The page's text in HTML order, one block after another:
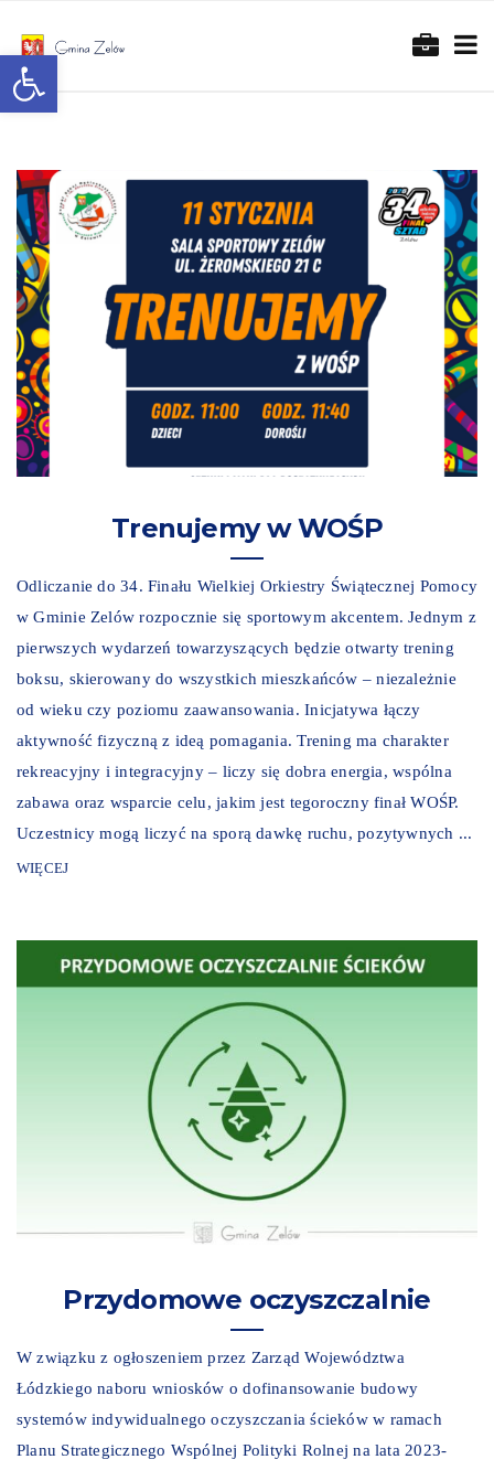
Otwórz pasek narzędzi
Trenujemy w WOŚP
Odliczanie do 34. Finału Wielkiej Orkiestry Świątecznej Pomocy
w Gminie Zelów rozpocznie się sportowym akcentem. Jednym z
pierwszych wydarzeń towarzyszących będzie otwarty trening
boksu, skierowany do wszystkich mieszkańców – niezależnie
od wieku czy poziomu zaawansowania. Inicjatywa łączy
aktywność fizyczną z ideą pomagania. Trening ma charakter
rekreacyjny i integracyjny – liczy się dobra energia, wspólna
zabawa oraz wsparcie celu, jakim jest tegoroczny finał WOŚP.
Uczestnicy mogą liczyć na sporą dawkę ruchu, pozytywnych ...
WIĘCEJ
Przydomowe oczyszczalnie
W związku z ogłoszeniem przez Zarząd Województwa
Łódzkiego naboru wniosków o dofinansowanie budowy
systemów indywidualnego oczyszczania ścieków w ramach
Planu Strategicznego Wspólnej Polityki Rolnej na lata 2023-